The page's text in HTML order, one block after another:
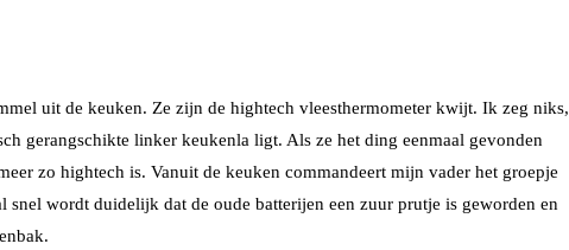
uit de keuken. Ze zijn de hightech vleesthermometer kwijt. Ik zeg niks,
gerangschikte linker keukenla ligt. Als ze het ding eenmaal gevonden
zo hightech is. Vanuit de keuken commandeert mijn vader het groepje
wordt duidelijk dat de oude batterijen een zuur prutje is geworden en